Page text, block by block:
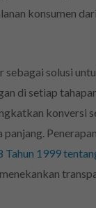
konsumen
sebagai solusi
di setiap
konversi
panjang.
Tahun 1999